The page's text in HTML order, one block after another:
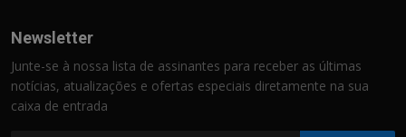
Newsletter
Junte-se à nossa lista de assinantes para receber as últimas
notícias, atualizações e ofertas especiais diretamente na sua
caixa de entrada